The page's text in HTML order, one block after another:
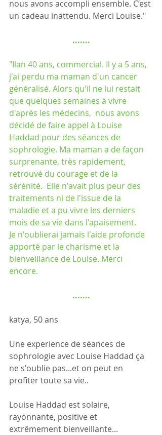
nous avons accompli ensemble. C’est
un cadeau inattendu. Merci Louise."
.......
"Ilan 40 ans, commercial. Il y a 5 ans,
j'ai perdu ma maman d'un cancer
généralisé. Alors qu'il ne lui restait
que quelques semaines à vivre
d'après les médecins,  nous avons
décidé de faire appel à Louise
Haddad pour des séances de
sophrologie. Ma maman a de façon
surprenante, très rapidement,
retrouvé du courage et de la
sérénité.  Elle n'avait plus peur des
traitements ni de l'issue de la
maladie et a pu vivre les derniers
mois de sa vie dans l'apaisement.
Je n'oublierai jamais l'aide profonde
apporté par le charisme et la
bienveillance de Louise. Merci
encore.
.......
katya, 50 ans
Une experience de séances de
sophrologie avec Louise Haddad ça
ne s'oublie pas...et on peut en
profiter toute sa vie..
Louise Haddad est solaire,
rayonnante, positive et
extrêmement bienveillante...